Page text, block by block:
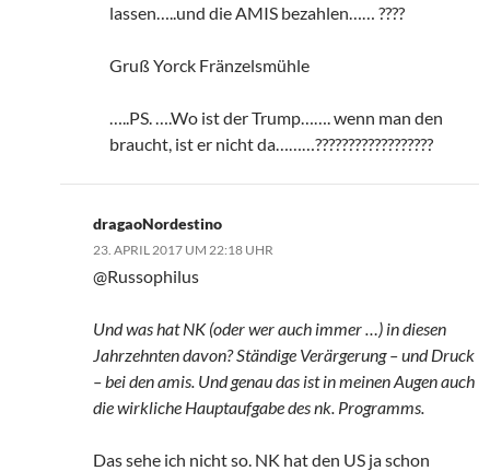
lassen…..und die AMIS bezahlen…… ????
Gruß Yorck Fränzelsmühle
…..PS. ….Wo ist der Trump……. wenn man den
braucht, ist er nicht da………??????????????????
dragaoNordestino
23. APRIL 2017 UM 22:18 UHR
@Russophilus
Und was hat NK (oder wer auch immer …) in diesen
Jahrzehnten davon? Ständige Verärgerung – und Druck
– bei den amis. Und genau das ist in meinen Augen auch
die wirkliche Hauptaufgabe des nk. Programms.
Das sehe ich nicht so. NK hat den US ja schon